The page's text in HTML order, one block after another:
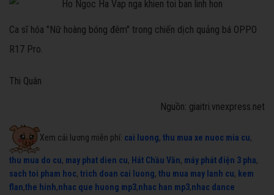
Ca sĩ hóa "Nữ hoàng bóng đêm" trong chiến dịch quảng bá OPPO
R17 Pro.
Thi Quân
Nguồn: giaitri.vnexpress.net
Xem cải lương miễn phí: cai luong, thu mua xe nuoc mia cu,
thu mua do cu, may phat dien cu, Hát Chầu Văn, máy phát điện 3 pha,
sach toi pham hoc, trich doan cai luong, thu mua may lanh cu, kem
flan,the hinh,nhac que huong mp3,nhac han mp3,nhac dance